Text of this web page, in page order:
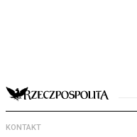
KONTAKT